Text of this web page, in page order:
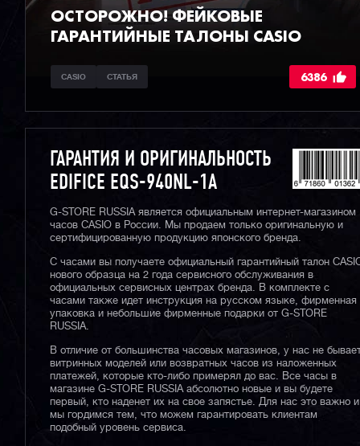
ОСТОРОЖНО! ФЕЙКОВЫЕ
ГАРАНТИЙНЫЕ ТАЛОНЫ CASIO
CASIO СТАТЬЯ 6386
ГАРАНТИЯ И ОРИГИНАЛЬНОСТЬ
EDIFICE EQS-940NL-1A
G-STORE RUSSIA является официальным интернет-магазином
часов CASIO в России. Мы продаем только оригинальную и
сертифицированную продукцию японского бренда.
С часами вы получаете официальный гарантийный талон
нового образца на 2 года сервисного обслуживания в
официальных сервисных центрах бренда. В комплекте с
часами также идет инструкция на русском языке, фирменная
упаковка и небольшие фирменные подарки от G-STORE
RUSSIA.
В отличие от большинства часовых магазинов, у нас не
витринных моделей или возвратных часов из наложенных
платежей, которые кто-либо примерял до вас. Все часы в
магазине G-STORE RUSSIA абсолютно новые и вы будете
первый, кто наденет их на свое запястье. Для нас это важно и
мы гордимся тем, что можем гарантировать клиентам
подобный уровень сервиса.